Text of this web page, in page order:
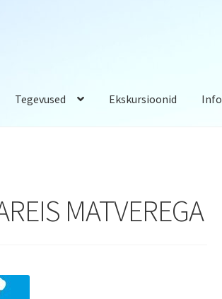
Tegevused Ekskursioonid Info
MATVEREGA